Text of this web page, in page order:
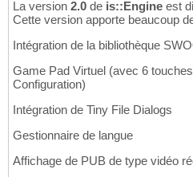
La version 2.0 de is::Engine est
Cette version apporte beaucoup
Intégration de la bibliothèque
Game Pad Virtuel (avec 6
Configuration)
Intégration de Tiny File Dialogs
Gestionnaire de langue
Affichage de PUB de type vidéo